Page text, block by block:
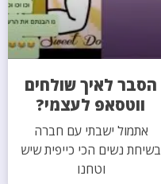
הסבר לאיך שולחים
ווטסאפ לעצמי?
אתמול ישבתי עם חברה
בשיחת נשים הכי כייפית שיש
וטחנו